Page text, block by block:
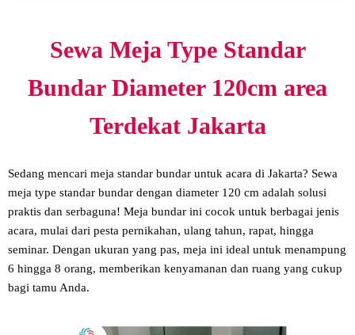
Sewa Meja Type Standar
Bundar Diameter 120cm area
Terdekat Jakarta
Sedang mencari meja standar bundar untuk acara di Jakarta? Sewa
meja type standar bundar dengan diameter 120 cm adalah solusi
praktis dan serbaguna! Meja bundar ini cocok untuk berbagai jenis
acara, mulai dari pesta pernikahan, ulang tahun, rapat, hingga
seminar. Dengan ukuran yang pas, meja ini ideal untuk menampung
6 hingga 8 orang, memberikan kenyamanan dan ruang yang cukup
bagi tamu Anda.